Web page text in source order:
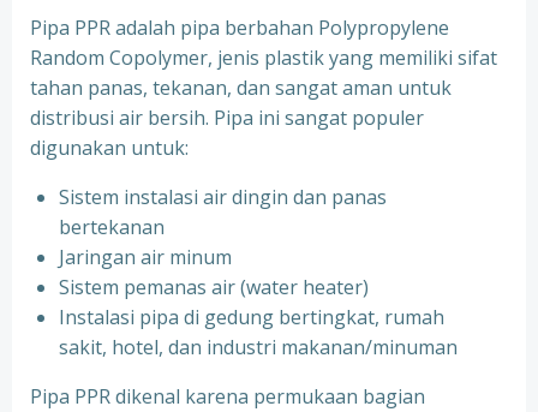
Pipa PPR adalah pipa berbahan Polypropylene
Random Copolymer, jenis plastik yang memiliki sifat
tahan panas, tekanan, dan sangat aman untuk
distribusi air bersih. Pipa ini sangat populer
digunakan untuk:
Sistem instalasi air dingin dan panas
bertekanan
⁠Jaringan air minum
⁠Sistem pemanas air (water heater)
⁠Instalasi pipa di gedung bertingkat, rumah
sakit, hotel, dan industri makanan/minuman
Pipa PPR dikenal karena permukaan bagian